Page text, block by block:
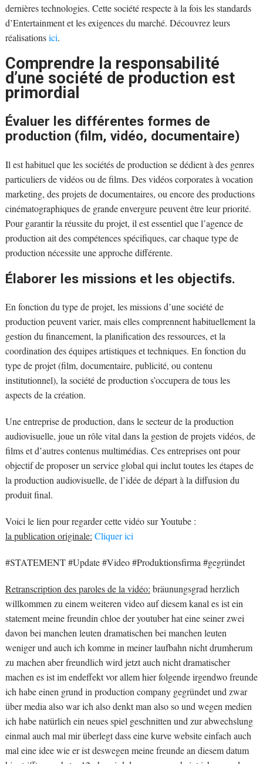
dernières technologies. Cette société respecte à la fois les standards
d’Entertainment et les exigences du marché. Découvrez leurs
réalisationsici.
Comprendre la responsabilité
d’une société de production est
primordial
Évaluer les différentes formes de
production (film, vidéo, documentaire)
Il est habituel que les sociétés de production se dédient à des genres
particuliers de vidéos ou de films. Des vidéos corporates à vocation
marketing, des projets de documentaires, ou encore des productions
cinématographiques de grande envergure peuvent être leur priorité.
Pour garantir la réussite du projet, il est essentiel que l’agence de
production ait des compétences spécifiques, car chaque type de
production nécessite une approche différente.
Élaborer les missions et les objectifs.
En fonction du type de projet, les missions d’une société de
production peuvent varier, mais elles comprennent habituellement la
gestion du financement, la planification des ressources, et la
coordination des équipes artistiques et techniques. En fonction du
type de projet (film, documentaire, publicité, ou contenu
institutionnel), la société de production s’occupera de tous les
aspects de la création.
Une entreprise de production, dans le secteur de la production
audiovisuelle, joue un rôle vital dans la gestion de projets vidéos, de
films et d’autres contenus multimédias. Ces entreprises ont pour
objectif de proposer un service global qui inclut toutes les étapes de
la production audiovisuelle, de l’idée de départ à la diffusion du
produit final.
Voici le lien pour regarder cette vidéo sur Youtube :
la publication originale: Cliquer ici
#STATEMENT #Update #Video #Produktionsfirma #gegründet
Retranscription des paroles de la vidéo: bräunungsgrad herzlich
willkommen zu einem weiteren video auf diesem kanal es ist ein
statement meine freundin chloe der youtuber hat eine seiner zwei
davon bei manchen leuten dramatischen bei manchen leuten
weniger und auch ich komme in meiner laufbahn nicht drumherum
zu machen aber freundlich wird jetzt auch nicht dramatischer
machen es ist im endeffekt vor allem hier folgende irgendwo freunde
ich habe einen grund in production company gegründet und zwar
über media also war ich also denkt man also so und wegen medien
ich habe natürlich ein neues spiel geschnitten und zur abwechslung
einmal auch mal mir überlegt dass eine kurve website einfach auch
mal eine idee wie er ist deswegen meine freunde an diesem datum